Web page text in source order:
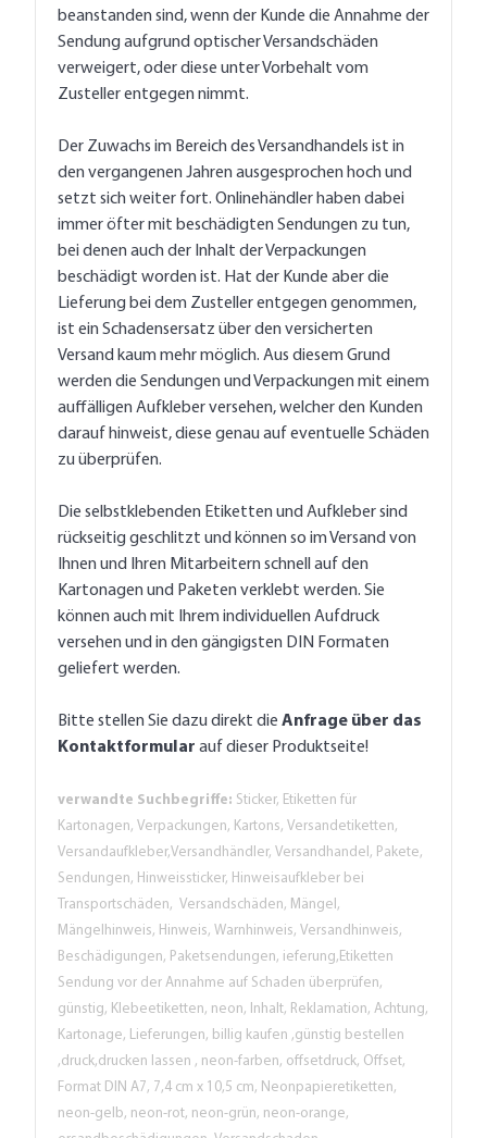
beanstanden sind, wenn der Kunde die Annahme der
Sendung aufgrund optischer Versandschäden
verweigert, oder diese unter Vorbehalt vom
Zusteller entgegen nimmt.
Der Zuwachs im Bereich des Versandhandels ist in
den vergangenen Jahren ausgesprochen hoch und
setzt sich weiter fort. Onlinehändler haben dabei
immer öfter mit beschädigten Sendungen zu tun,
bei denen auch der Inhalt der Verpackungen
beschädigt worden ist. Hat der Kunde aber die
Lieferung bei dem Zusteller entgegen genommen,
ist ein Schadensersatz über den versicherten
Versand kaum mehr möglich. Aus diesem Grund
werden die Sendungen und Verpackungen mit einem
auffälligen Aufkleber versehen, welcher den Kunden
darauf hinweist, diese genau auf eventuelle Schäden
zu überprüfen.
Die selbstklebenden Etiketten und Aufkleber sind
rückseitig geschlitzt und können so im Versand von
Ihnen und Ihren Mitarbeitern schnell auf den
Kartonagen und Paketen verklebt werden. Sie
können auch mit Ihrem individuellen Aufdruck
versehen und in den gängigsten DIN Formaten
geliefert werden.
Bitte stellen Sie dazu direkt die Anfrage über das
Kontaktformular auf dieser Produktseite!
verwandte Suchbegriffe: Sticker, Etiketten für
Kartonagen, Verpackungen, Kartons, Versandetiketten,
Versandaufkleber,Versandhändler, Versandhandel, Pakete,
Sendungen, Hinweissticker, Hinweisaufkleber bei
Transportschäden, Versandschäden, Mängel,
Mängelhinweis, Hinweis, Warnhinweis, Versandhinweis,
Beschädigungen, Paketsendungen, ieferung,Etiketten
Sendung vor der Annahme auf Schaden überprüfen,
günstig, Klebeetiketten, neon, Inhalt, Reklamation, Achtung,
Kartonage, Lieferungen, billig kaufen ,günstig bestellen
,druck,drucken lassen , neon-farben, offsetdruck, Offset,
Format DIN A7, 7,4 cm x 10,5 cm, Neonpapieretiketten,
neon-gelb, neon-rot, neon-grün, neon-orange,